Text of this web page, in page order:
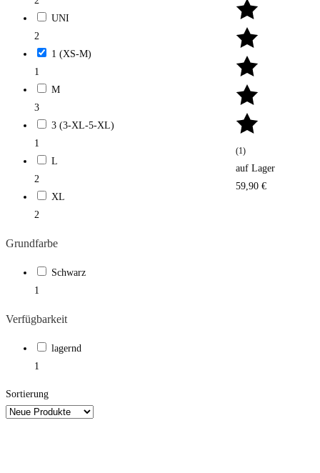
UNI
2
1 (XS-M)
1
M
3
3 (3-XL-5-XL)
1
L
2
XL
2
Grundfarbe
Schwarz
1
Verfügbarkeit
lagernd
1
Sortierung
(1)
auf Lager
59,90 €